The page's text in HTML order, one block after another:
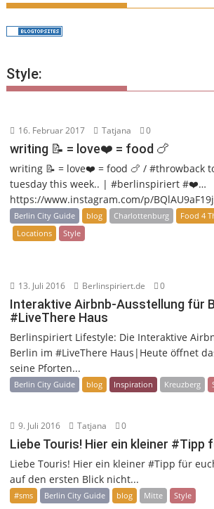
Style:
16. Februar 2017 Tatjana 0
writing 📝 = love❤️ = food 🍗
writing 📝 = love❤️ = food 🍗 / #throwback
tuesday this week.. | #berlinspiriert #❤️…
https://www.instagram.com/p/
Berlin City Guide blog Charlottenburg Food 4
Locations
Style
13. Juli 2016 Berlinspiriert.de 0
Interaktive Airbnb-Ausstellung für
#LiveThere Haus
Berlinspiriert Lifestyle: Die Interaktive
Berlin im #LiveThere Haus|Heute öffnet
seine Pforten...
Berlin City Guide blog Inspiration Kreuzberg
9. Juli 2016 Tatjana 0
Liebe Touris! Hier ein kleiner #Tipp
Liebe Touris! Hier ein kleiner #Tipp für
auf den ersten Blick nicht...
#sms Berlin City Guide blog Mitte Style